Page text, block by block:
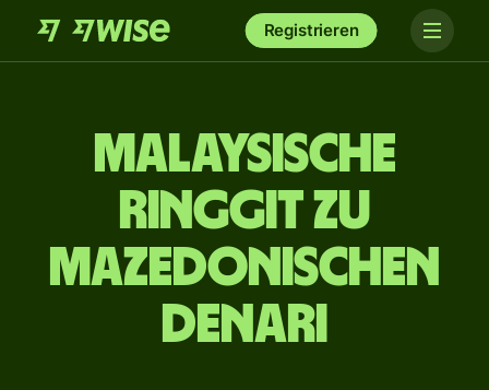
Registrieren
Malaysische
Ringgit zu
mazedonischen
Denari